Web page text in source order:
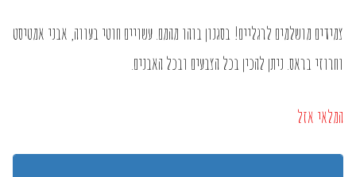
צמידים מושלמים לרגליים! בסגנון בוהו מהמם. עשויים חוטי בעווה, אבני אמטיסט
וחרוזי בראס. ניתן להכין בכל הצבעים ובכל האבנים.
המלאי אזל